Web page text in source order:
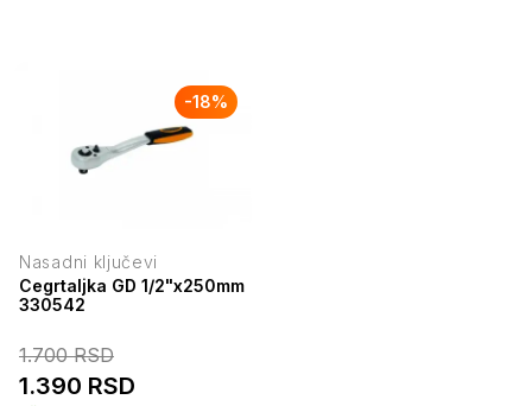
-18%
Nasadni ključevi
Cegrtaljka GD 1/2"x250mm
330542
1.700RSD
1.390 RSD